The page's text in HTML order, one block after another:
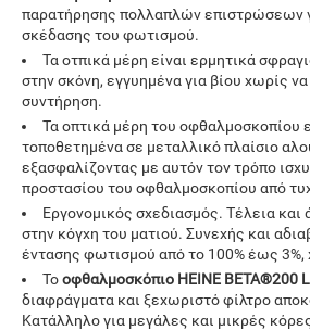
παρατήρησης πολλαπλών επιστρώσεων
σκέδασης του φωτισμού.
Τα οτπικά μέρη είναι ερμητικά
στην σκόνη, εγγυημένα για βίου χωρίς να
συντήρηση.
Τα οπτικά μέρη του οφθαλμοσκοπίου
τοποθετημένα σε μεταλλικό πλαίσιο
εξασφαλίζοντας με αυτόν τον τρόπο
προστασίου του οφθαλμοσκοπίου από
Εργονομικός σχεδιασμός. Τέλεια και
στην κόγχη του ματιού. Συνεχής και
έντασης φωτισμού από το 100% έως 3%,
Τοοφθαλμοσκόπιο HEINE BETA®200
διαφράγματα και ξεχωριστό φίλτρο
Κατάλληλο για μεγάλες και μικρές